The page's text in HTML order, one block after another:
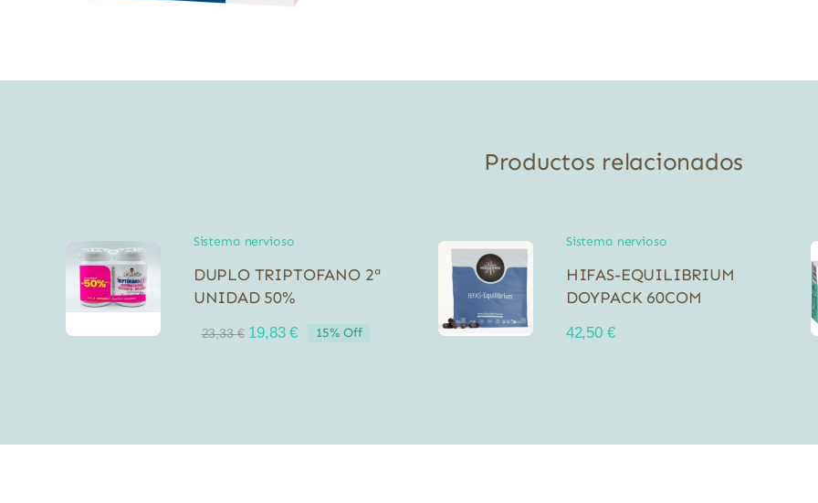
Productos relacionados
Sistema nervioso
DUPLO TRIPTOFANO 2ª
UNIDAD 50%
23,33€ El
19,83€El
15% Off
Sistema nervioso
HIFAS-EQUILIBRIUM
DOYPACK 60COM
42,50 €